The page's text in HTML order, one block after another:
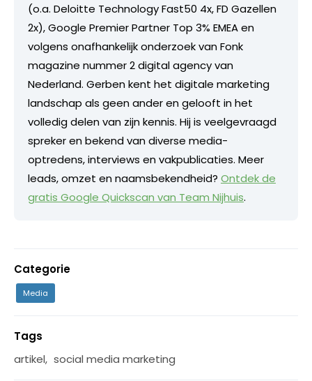
(o.a. Deloitte Technology Fast50 4x, FD Gazellen
2x), Google Premier Partner Top 3% EMEA en
volgens onafhankelijk onderzoek van Fonk
magazine nummer 2 digital agency van
Nederland. Gerben kent het digitale marketing
landschap als geen ander en gelooft in het
volledig delen van zijn kennis. Hij is veelgevraagd
spreker en bekend van diverse media-
optredens, interviews en vakpublicaties. Meer
leads, omzet en naamsbekendheid? Ontdek de
gratis Google Quickscan van Team Nijhuis.
Categorie
Media
Tags
artikel, social media marketing